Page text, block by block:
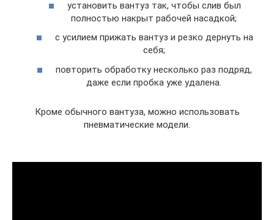
установить вантуз так, чтобы слив был
полностью накрыт рабочей насадкой;
с усилием прижать вантуз и резко дернуть на
себя;
повторить обработку несколько раз подряд,
даже если пробка уже удалена.
Кроме обычного вантуза, можно использовать
пневматические модели.